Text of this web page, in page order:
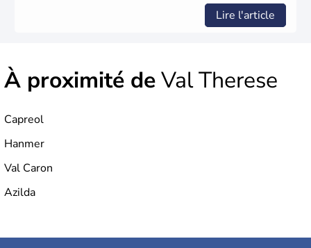
Lire l'article
À proximité deVal Therese
Capreol
Hanmer
Val Caron
Azilda